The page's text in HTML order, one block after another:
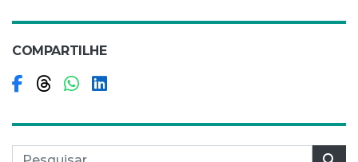
COMPARTILHE
Compartilhar no Facebook
Compartilhar no Threads
Compartilhar no WhatsApp
Compartilhar no LinkedIn
Pesquisar por: